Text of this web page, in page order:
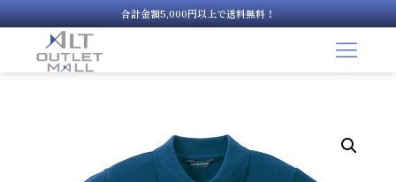
合計金額5,000円以上で送料無料！